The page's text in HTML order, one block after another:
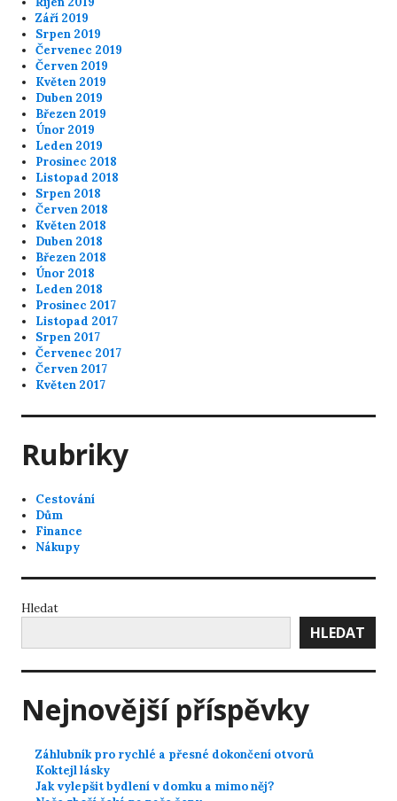
Září 2019
Srpen 2019
Červenec 2019
Červen 2019
Květen 2019
Duben 2019
Březen 2019
Únor 2019
Leden 2019
Prosinec 2018
Listopad 2018
Srpen 2018
Červen 2018
Květen 2018
Duben 2018
Březen 2018
Únor 2018
Leden 2018
Prosinec 2017
Listopad 2017
Srpen 2017
Červenec 2017
Červen 2017
Květen 2017
Rubriky
Cestování
Dům
Finance
Nákupy
Hledat
HLEDAT
Nejnovější příspěvky
Záhlubník pro rychlé a přesné dokončení otvorů
Koktejl lásky
Jak vylepšit bydlení v domku a mimo něj?